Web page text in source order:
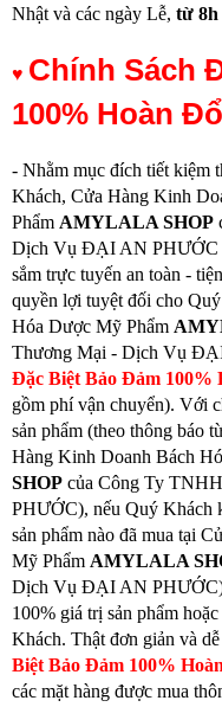
Nhật và các ngày Lễ, từ 8h
♥ Chính Sách
100% Hoàn
- Nhằm mục đích tiết kiệm
Khách, Cửa Hàng Kinh
Phẩm AMYLALA SHOP
Dịch Vụ ĐẠI AN PHƯỚC
sắm trực tuyến an toàn -
quyền lợi tuyệt đối cho
Hóa Dược Mỹ Phẩm
Thương Mại - Dịch Vụ
Đặc Biệt Bảo Đảm 100%
gồm phí vận chuyển). Với
sản phẩm (theo thông báo
Hàng Kinh Doanh Bách
SHOP của Công Ty
PHƯỚC), nếu Quý Khách
sản phẩm nào đã mua tại
Mỹ Phẩm AMYLALA
Dịch Vụ ĐẠI AN
100% giá trị sản phẩm
Khách. Thật đơn giản và
Biệt Bảo Đảm 100%
các mặt hàng được mua